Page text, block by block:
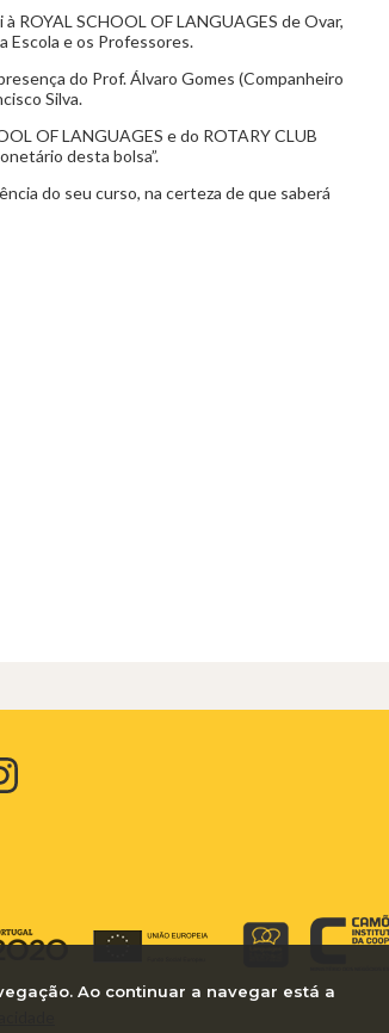
ROYAL SCHOOL OF LANGUAGES de Ovar,
Escola e os Professores.
do Prof. Álvaro Gomes (Companheiro
Silva.
OF LANGUAGES e do ROTARY CLUB
desta bolsa”.
do seu curso, na certeza de que saberá
Ao continuar a navegar está a